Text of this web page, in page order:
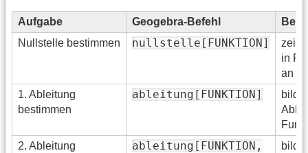
Aufgabe Geogebra-Befehl
Nullstelle bestimmen
nullstelle[FUNKTION]
zeigt
in
an
1. Ableitung
bestimmen
ableitung[FUNKTION]
2. Ableitung
ableitung[FUNKTION,